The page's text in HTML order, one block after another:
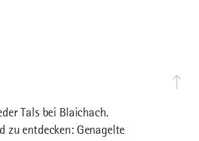
Tals bei Blaichach.
zu entdecken: Genagelte